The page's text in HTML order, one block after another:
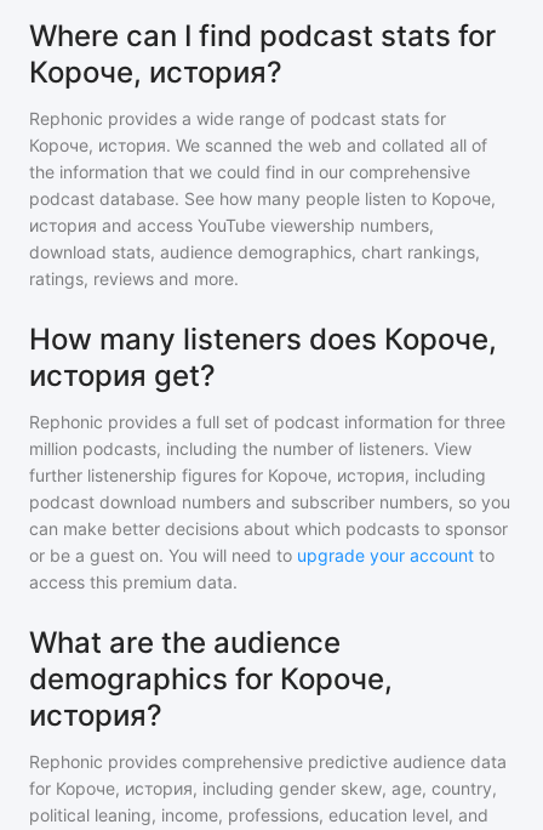
Where can I find podcast stats for
Короче, история?
Rephonic provides a wide range of podcast stats for
Короче, история. We scanned the web and collated all of
the information that we could find in our comprehensive
podcast database. See how many people listen to Короче,
история and access YouTube viewership numbers,
download stats, audience demographics, chart rankings,
ratings, reviews and more.
How many listeners does Короче,
история get?
Rephonic provides a full set of podcast information for three
million podcasts, including the number of listeners. View
further listenership figures for Короче, история, including
podcast download numbers and subscriber numbers, so you
can make better decisions about which podcasts to sponsor
or be a guest on. You will need to upgrade your account to
access this premium data.
What are the audience
demographics for Короче,
история?
Rephonic provides comprehensive predictive audience data
for Короче, история, including gender skew, age, country,
political leaning, income, professions, education level, and